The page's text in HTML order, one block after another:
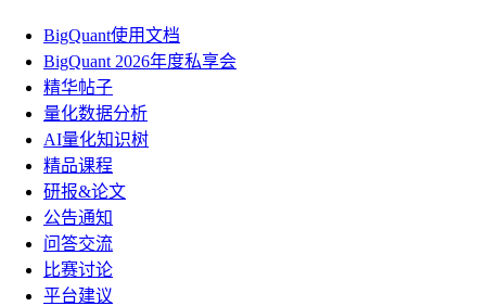
BigQuant使用文档
BigQuant 2026年度私享会
精华帖子
量化数据分析
AI量化知识树
精品课程
研报&论文
公告通知
问答交流
比赛讨论
平台建议